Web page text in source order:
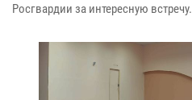
Росгвардии за интересную встречу.